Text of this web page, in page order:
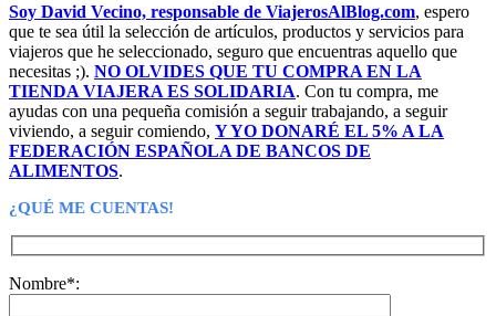
112,14€.85,67€.
Soy David Vecino, responsable de ViajerosAlBlog.com, espero
que te sea útil la selección de artículos, productos y servicios para
viajeros que he seleccionado, seguro que encuentras aquello que
necesitas ;). NO OLVIDES QUE TU COMPRA EN LA
TIENDA VIAJERA ES SOLIDARIA. Con tu compra, me
ayudas con una pequeña comisión a seguir trabajando, a seguir
viviendo, a seguir comiendo, Y YO DONARÉ EL 5% A LA
FEDERACIÓN ESPAÑOLA DE BANCOS DE
ALIMENTOS.
¿QUÉ ME CUENTAS!
Nombre*: